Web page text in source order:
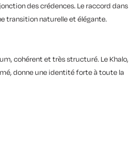
des crédences. Le raccord dans
transition naturelle et élégante.
cohérent et très structuré. Le Khalo,
donne une identité forte à toute la